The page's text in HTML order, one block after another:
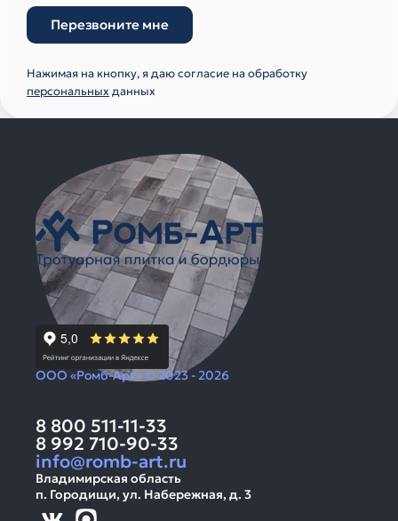
Перезвоните мне
Нажимая на кнопку, я даю согласие на обработку
персональныхданных
ООО «Ромб-Арт» © 2023 - 2026
8 800 511-11-33
8 992 710-90-33
info@romb-art.ru
Владимирская область
п. Городищи, ул. Набережная, д. 3